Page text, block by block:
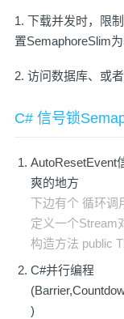
1. 下载并发时，限
置SemaphoreSlim为
2. 访问数据库、或
C# 信号锁
AutoResetEvent
爽的地方
下边有个 循环调
定义一个Stream
构造方法 public
C#并行编程
)